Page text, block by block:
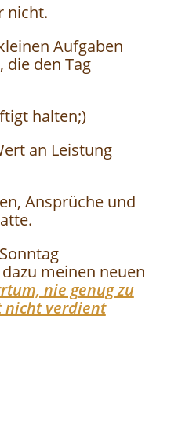
nicht.
Aufgaben
die den Tag
halten;)
an Leistung
Ansprüche und
meinen neuen
nie genug zu
nicht verdient